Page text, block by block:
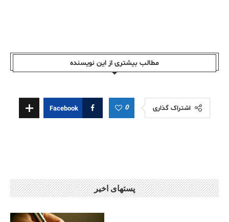
مطالب بیشتری از این نویسندە
اشتراک گذاری 0
Facebook
پستهای اخیر